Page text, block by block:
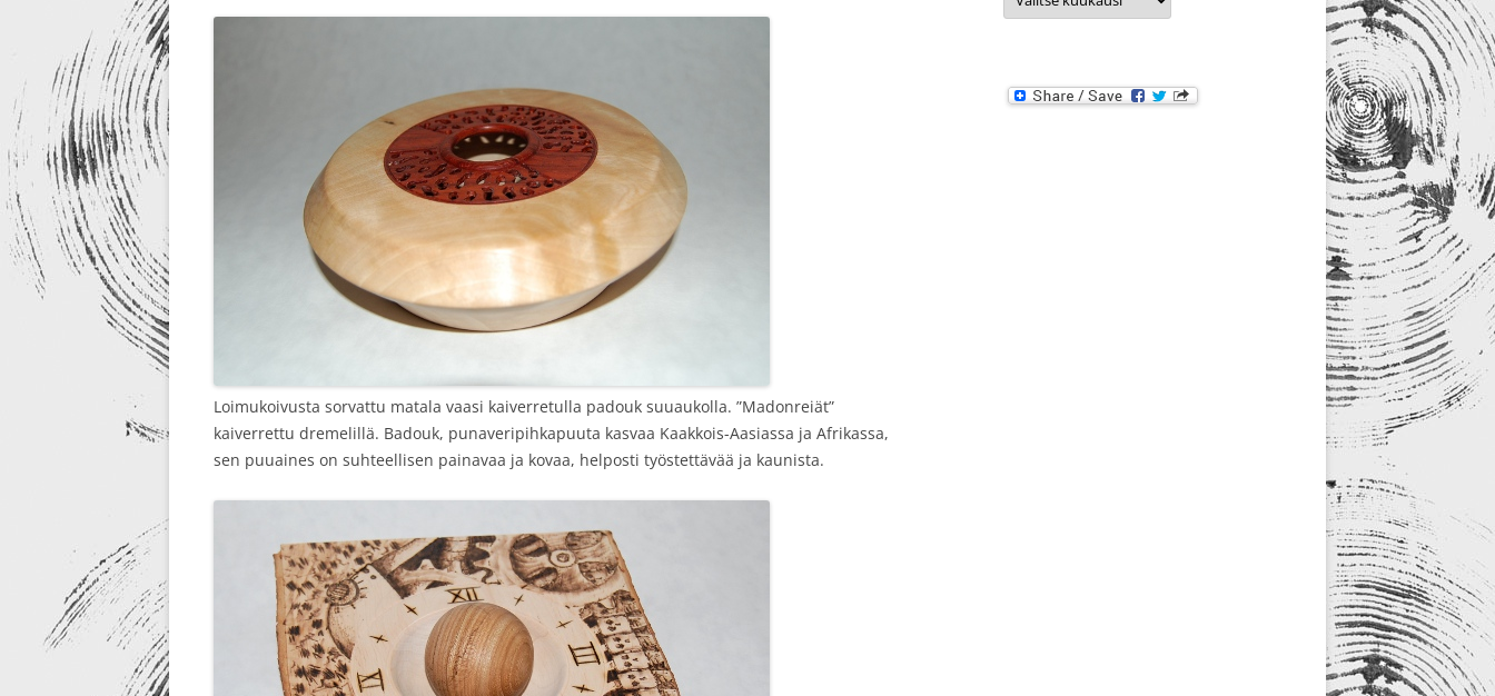
Loimukoivusta sorvattu matala vaasi kaiverretulla padouk suuaukolla. ”Madonreiät”
kaiverrettu dremelillä. Badouk, punaveripihkapuuta kasvaa Kaakkois-Aasiassa ja Afrikassa,
sen puuaines on suhteellisen painavaa ja kovaa, helposti työstettävää ja kaunista.